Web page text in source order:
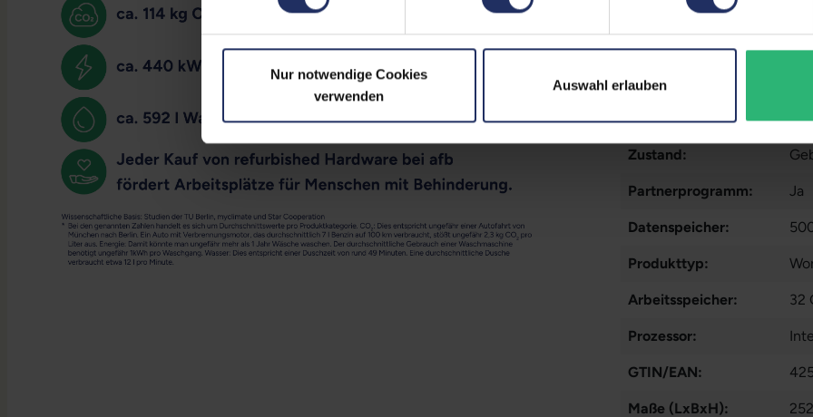
Nur notwendige Cookies
verwenden
Auswahl erlauben
Displayauflösung:
Tastaturlayout:
Grafikkartenspeicher: 4
Fingerprintreader:
Zustand:
Partnerprogramm: Ja
Datenspeicher:
Produkttyp:
Arbeitsspeicher: 32
Prozessor:
GTIN/EAN:
Maße (LxBxH):